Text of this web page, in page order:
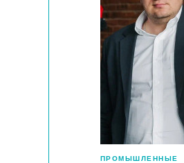
ПРОМЫШЛЕННЫЕ